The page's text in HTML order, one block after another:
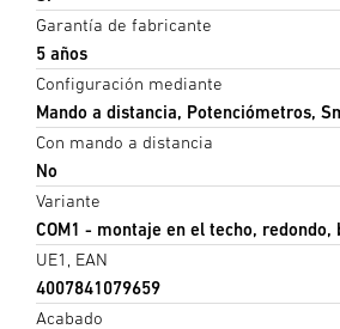
Garantía de fabricante
5 años
Configuración mediante
Mando a distancia, Potenciómetros,
Con mando a distancia
No
Variante
COM1 - montaje en el techo, redondo,
UE1, EAN
4007841079659
Acabado